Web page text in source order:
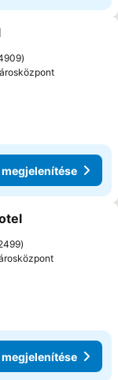
kedvencekhez
kedvencekhez